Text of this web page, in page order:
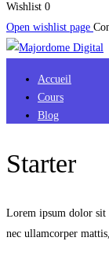
Wishlist 0
Open wishlist page
Accueil
Cours
Blog
Starter
Lorem ipsum dolor sit
nec ullamcorper